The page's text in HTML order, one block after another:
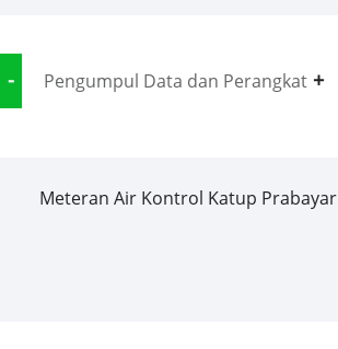
Pengumpul Data dan Perangkat
Meteran Air Kontrol Katup Prabayar